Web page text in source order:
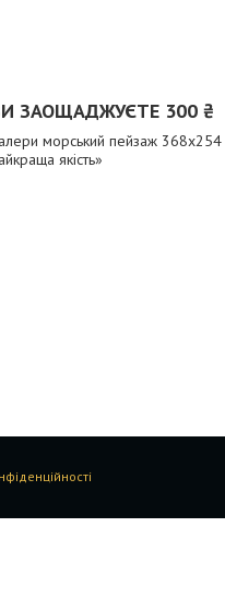
ЗАОЩАДЖУЄТЕ 300 ₴
морський пейзаж
якість»